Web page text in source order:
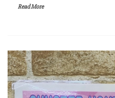
Read More